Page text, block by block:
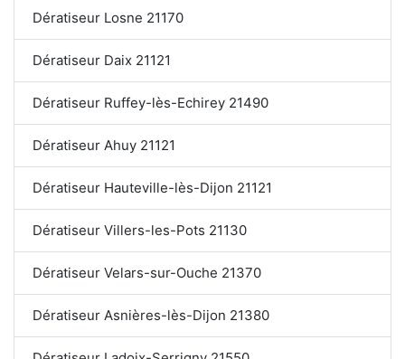
Dératiseur Losne 21170
Dératiseur Daix 21121
Dératiseur Ruffey-lès-Echirey 21490
Dératiseur Ahuy 21121
Dératiseur Hauteville-lès-Dijon 21121
Dératiseur Villers-les-Pots 21130
Dératiseur Velars-sur-Ouche 21370
Dératiseur Asnières-lès-Dijon 21380